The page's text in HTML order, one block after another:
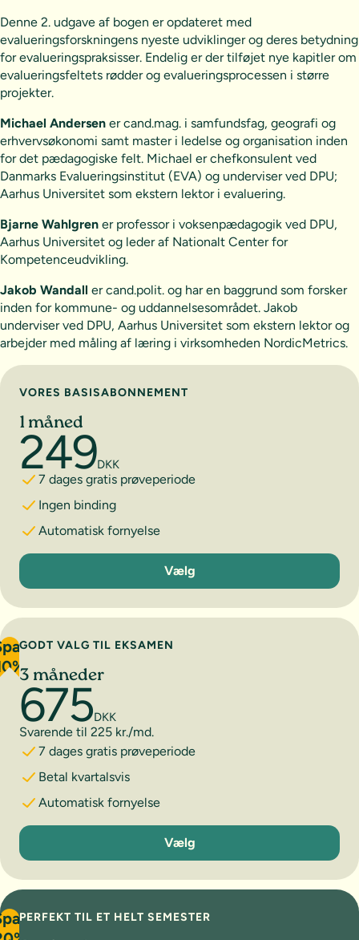
Denne 2. udgave af bogen er opdateret med
evalueringsforskningens nyeste udviklinger og deres betydning
for evalueringspraksisser. Endelig er der tilføjet nye kapitler om
evalueringsfeltets rødder og evalueringsprocessen i større
projekter.
Michael Andersen er cand.mag. i samfundsfag, geografi og
erhvervsøkonomi samt master i ledelse og organisation inden
for det pædagogiske felt. Michael er chefkonsulent ved
Danmarks Evalueringsinstitut (EVA) og underviser ved DPU;
Aarhus Universitet som ekstern lektor i evaluering.
Bjarne Wahlgren er professor i voksenpædagogik ved DPU,
Aarhus Universitet og leder af Nationalt Center for
Kompetenceudvikling.
Jakob Wandall er cand.polit. og har en baggrund som forsker
inden for kommune- og uddannelsesområdet. Jakob
underviser ved DPU, Aarhus Universitet som ekstern lektor og
arbejder med måling af læring i virksomheden NordicMetrics.
Vælg abonnement
VORES BASISABONNEMENT
1 måned
249DKK
7 dages gratis prøveperiode
Ingen binding
Automatisk fornyelse
1 måned
Vælg
GODT VALG TIL EKSAMEN
3 måneder
675DKK
Svarende til 225 kr./md.
7 dages gratis prøveperiode
Betal kvartalsvis
Automatisk fornyelse
3 måneder
Vælg
PERFEKT TIL ET HELT SEMESTER